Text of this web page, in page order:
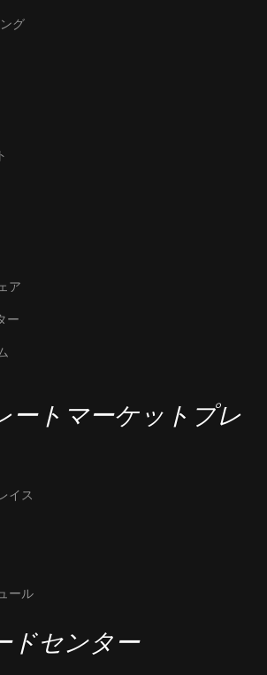
S19j
S23
S23
S23
T19
グ
ア
ー
ートマーケットプレ
イス
ール
ドセンター